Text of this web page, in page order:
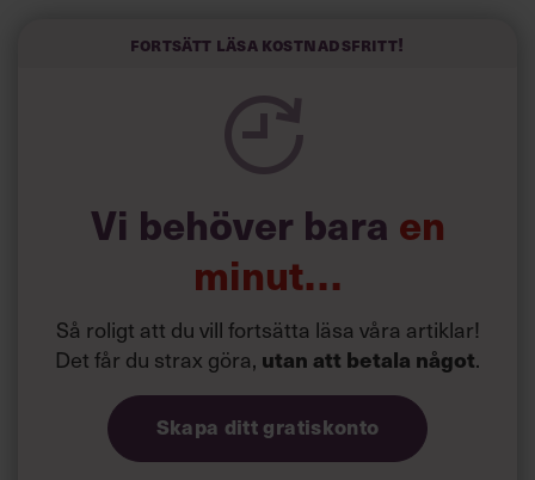
och höjt arbetsglädjen på Google:
Fortsätt läsa kostnadsfritt!
Vi behöver bara en
minut…
Så roligt att du vill fortsätta läsa våra artiklar!
Det får du strax göra, utan att betala något.
Skapa ditt gratiskonto